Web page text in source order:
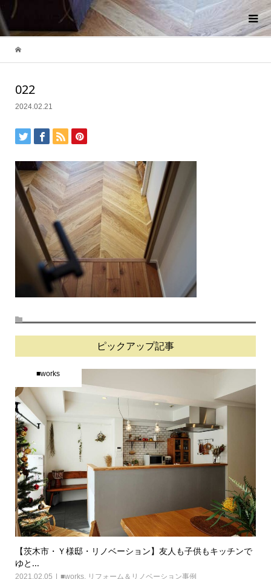
022
2024.02.21
ピックアップ記事
■works
【茨木市・Ｙ様邸・リノベーション】友人も子供もキッチンで
ゆと...
2021.02.05 ■works, リフォーム＆リノベーション事例